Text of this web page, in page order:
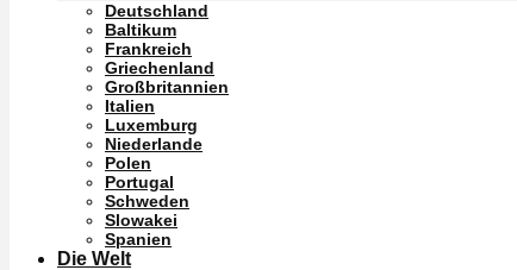
Deutschland
Baltikum
Frankreich
Griechenland
Großbritannien
Italien
Luxemburg
Niederlande
Polen
Portugal
Schweden
Slowakei
Spanien
Die Welt